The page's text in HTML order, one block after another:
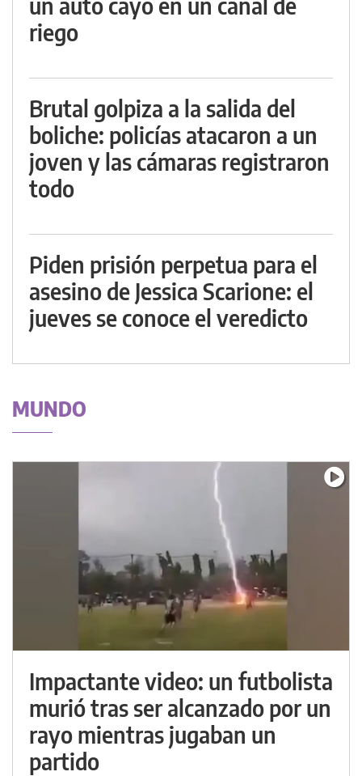
riego
Brutal golpiza a la salida del
boliche: policías atacaron a un
joven y las cámaras registraron
todo
Piden prisión perpetua para el
asesino de Jessica Scarione: el
jueves se conoce el veredicto
MUNDO
Impactante video: un futbolista
murió tras ser alcanzado por un
rayo mientras jugaban un
partido